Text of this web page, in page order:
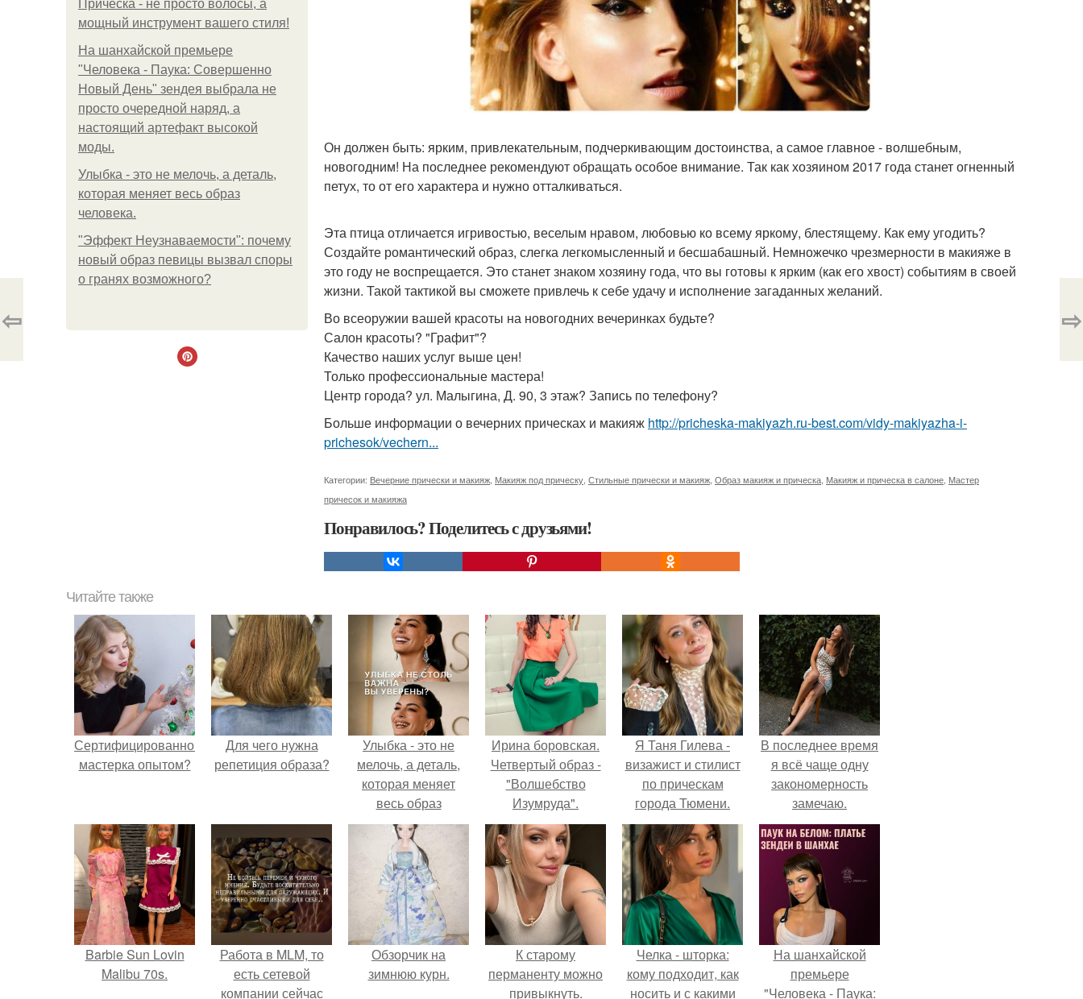
Прическа - не просто волосы, а
мощный инструмент вашего стиля!
На шанхайской премьере
"Человека - Паука: Совершенно
Новый День" зендея выбрала не
просто очередной наряд, а
настоящий артефакт высокой
моды.
Улыбка - это не мелочь, а деталь,
которая меняет весь образ
человека.
"Эффект Неузнаваемости": почему
новый образ певицы вызвал споры
о гранях возможного?
Он должен быть: ярким, привлекательным, подчеркивающим достоинства, а самое главное - волшебным,
новогодним! На последнее рекомендуют обращать особое внимание. Так как хозяином 2017 года станет огненный
петух, то от его характера и нужно отталкиваться.
Эта птица отличается игривостью, веселым нравом, любовью ко всему яркому, блестящему. Как ему угодить?
Создайте романтический образ, слегка легкомысленный и бесшабашный. Немножечко чрезмерности в макияже в
это году не воспрещается. Это станет знаком хозяину года, что вы готовы к ярким (как его хвост) событиям в своей
жизни. Такой тактикой вы сможете привлечь к себе удачу и исполнение загаданных желаний.
Во всеоружии вашей красоты на новогодних вечеринках будьте?
Салон красоты? "Графит"?
Качество наших услуг выше цен!
Только профессиональные мастера!
Центр города? ул. Малыгина, Д. 90, 3 этаж? Запись по телефону?
Больше информации о вечерних прическах и макияж http://pricheska-makiyazh.ru-best.com/vidy-makiyazha-i-
prichesok/vechern...
Категории: Вечерние прически и макияж Макияж под прическу Стильные прически и макияж Образ макияж и прическа Макияж и прическа в салоне Мастер
причесок и макияжа
Понравилось? Поделитесь с друзьями!
⇦ ⇨
Читайте также
Сертифицированному
мастерка опытом?
Для чего нужна
репетиция образа?
Улыбка - это не
мелочь, а деталь,
которая меняет
весь образ
человека.
Ирина боровская.
Четвертый образ -
"Волшебство
Изумруда".
Я Таня Гилева -
визажист и стилист
по прическам
города Тюмени.
В последнее время
я всё чаще одну
закономерность
замечаю.
Barbie Sun Lovin
Malibu 70s.
Работа в MLM, то
есть сетевой
компании сейчас
Обзорчик на
зимнюю курн.
К старому
перманенту можно
привыкнуть.
Челка - шторка:
кому подходит, как
носить и с какими
На шанхайской
премьере
"Человека - Паука: